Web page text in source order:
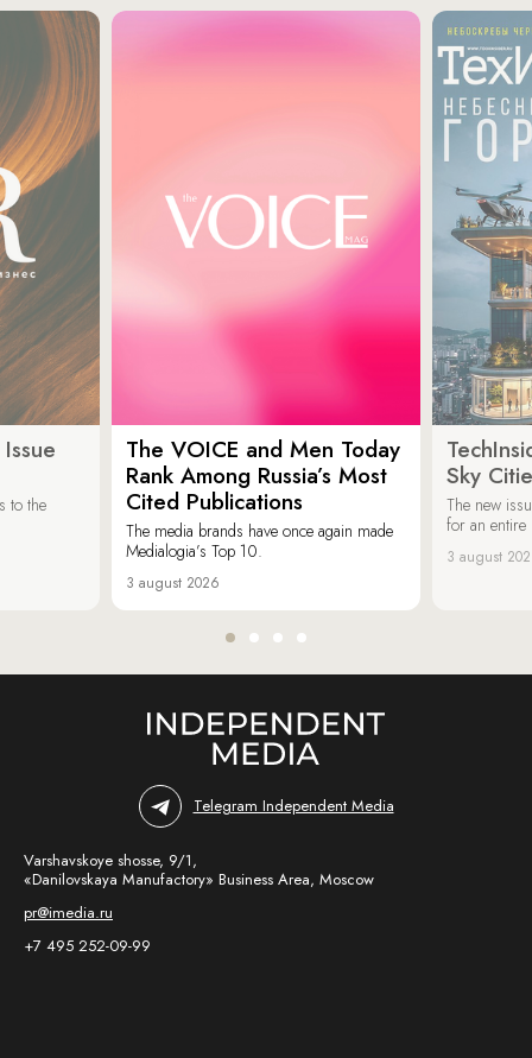
to the
The VOICE and Men Today
Rank Among Russia’s Most
Cited Publications
The media brands have once again made
Medialogia’s Top 10.
3 august 2026
Sky
The new
for an entire
3 august
Telegram Independent Media
Varshavskoye shosse, 9/1,
«Danilovskaya Manufactory» Business Area, Moscow
pr@imedia.ru
+7 495 252-09-99